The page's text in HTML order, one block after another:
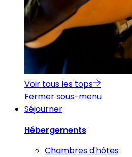
Voir tous les tops
Fermer sous-menu
Séjourner
Hébergements
Chambres d'hôtes